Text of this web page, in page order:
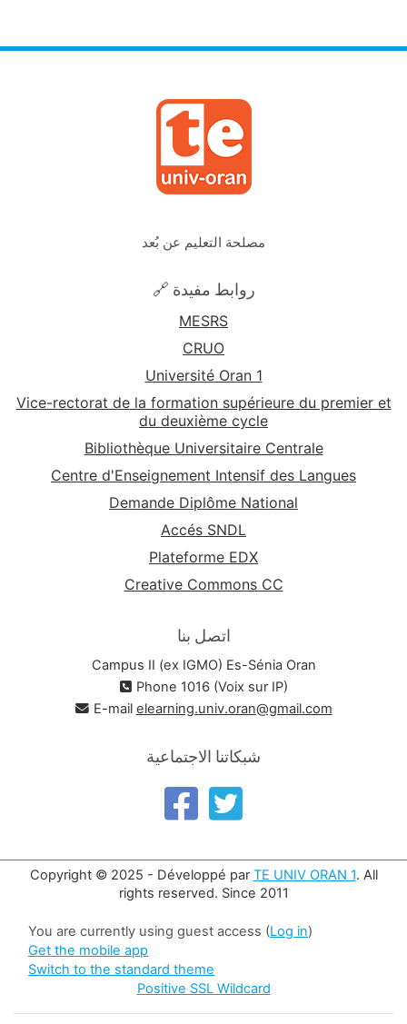
مصلحة التعليم عن بُعد
🔗 روابط مفيدة
MESRS
CRUO
Université Oran 1
Vice-rectorat de la formation supérieure du premier et
du deuxième cycle
Bibliothèque Universitaire Centrale
Centre d'Enseignement Intensif des Langues
Demande Diplôme National
Accés SNDL
Plateforme EDX
Creative Commons CC
اتصل بنا
Campus II (ex IGMO) Es-Sénia Oran
Phone 1016 (Voix sur IP)
E-mail elearning.univ.oran@gmail.com
شبكاتنا الاجتماعية
Copyright © 2025 - Développé par TE UNIV ORAN 1. All
rights reserved. Since 2011
You are currently using guest access (Log in)
Get the mobile app
Switch to the standard theme
Positive SSL Wildcard